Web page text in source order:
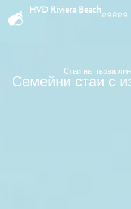
HVD Riviera Beach
Стаи на първа
Семейни стаи с